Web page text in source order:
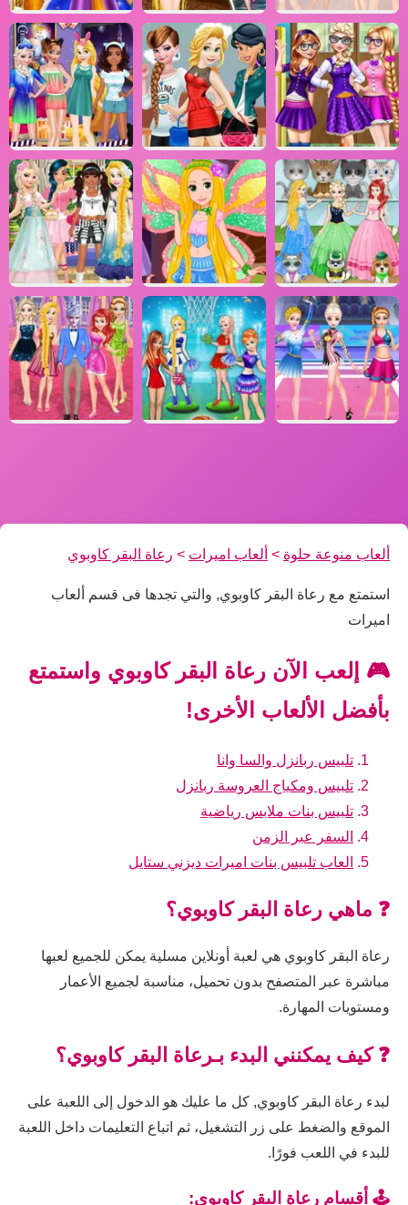
ألعاب منوعة حلوة > ألعاب اميرات > رعاة البقر كاوبوي
استمتع مع رعاة البقر كاوبوي, والتي تجدها فى قسم ألعاب
اميرات
🎮 إلعب الآن رعاة البقر كاوبوي واستمتع
بأفضل الألعاب الأخرى!
تلبيس ربانزل والسا وانا
تلبيس ومكياج العروسة ربانزل
تلبيس بنات ملابس رياضية
السفر عبر الزمن
العاب تلبيس بنات اميرات ديزني ستايل
❓ ماهي رعاة البقر كاوبوي؟
رعاة البقر كاوبوي هي لعبة أونلاين مسلية يمكن للجميع لعبها
مباشرة عبر المتصفح بدون تحميل، مناسبة لجميع الأعمار
ومستويات المهارة.
❓ كيف يمكنني البدء بـرعاة البقر كاوبوي؟
لبدء رعاة البقر كاوبوي, كل ما عليك هو الدخول إلى اللعبة على
الموقع والضغط على زر التشغيل، ثم اتباع التعليمات داخل اللعبة
للبدء في اللعب فورًا.
🕹️ أقسام رعاة البقر كاوبوي: